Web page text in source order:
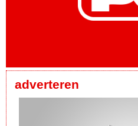
adverteren